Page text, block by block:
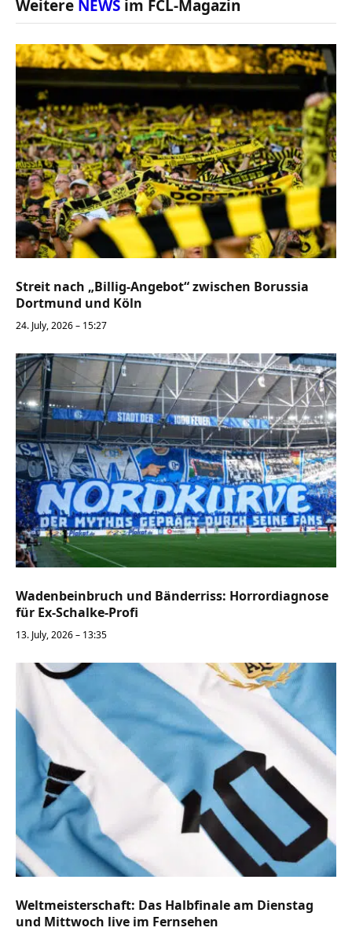
Weitere NEWS im FCL-Magazin
Streit nach „Billig-Angebot“ zwischen Borussia
Dortmund und Köln
24. July, 2026 – 15:27
Wadenbeinbruch und Bänderriss: Horrordiagnose
für Ex-Schalke-Profi
13. July, 2026 – 13:35
Weltmeisterschaft: Das Halbfinale am Dienstag
und Mittwoch live im Fernsehen